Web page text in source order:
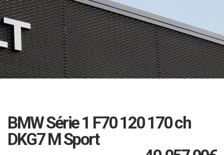
BMW Série 1 F70 120 170 ch
DKG7 M Sport